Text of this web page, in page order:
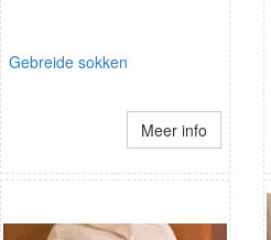
Gebreide sokken
Meer info